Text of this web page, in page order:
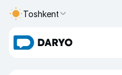
Toshkent